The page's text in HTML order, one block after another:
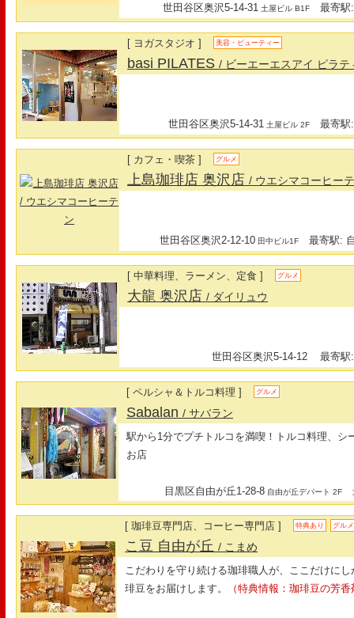
世田谷区奥沢5-14-31 土屋ビル B1F 最寄駅:
[ ヨガスタジオ ] 美容・ビューティー
basi PILATES/ ビーエーエスアイ ピラテ
世田谷区奥沢5-14-31 土屋ビル 2F 最寄駅:
[ カフェ・喫茶 ] グルメ
上島珈琲店 奥沢店/ ウエシマコーヒー
世田谷区奥沢2-12-10 田中ビル1F 最寄駅:
[ 中華料理、ラーメン、定食 ] グルメ
大龍 奥沢店/ ダイリュウ
世田谷区奥沢5-14-12 最寄駅:
[ ペルシャ＆トルコ料理 ] グルメ
Sabalan/ サバラン
駅から1分でプチトルコを満喫！トルコ料理、シ
お店
目黒区自由が丘1-28-8 自由が丘デパート 2F
[ 珈琲豆専門店、コーヒー専門店 ] 特典あり グルメ
こ豆 自由が丘/ こまめ
こだわりを守り続ける珈琲職人が、ここだけに
琲豆をお届けします。
（特典情報：珈琲豆の芳